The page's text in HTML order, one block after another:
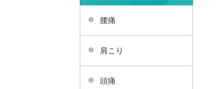
腰痛
肩こり
頭痛